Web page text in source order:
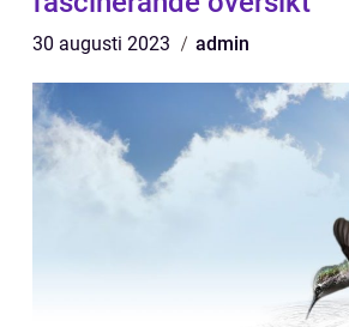
30 augusti 2023 admin